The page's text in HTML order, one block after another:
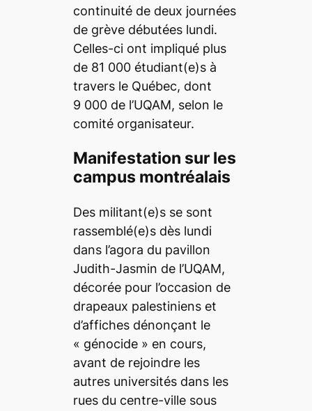
continuité de deux journées
de grève débutées lundi.
Celles-ci ont impliqué plus
de 81 000 étudiant(e)s à
travers le Québec, dont
9 000 de l’UQAM, selon le
comité organisateur.
Manifestation sur les
campus montréalais
Des militant(e)s se sont
rassemblé(e)s dès lundi
dans l’agora du pavillon
Judith-Jasmin de l’UQAM,
décorée pour l’occasion de
drapeaux palestiniens et
d’affiches dénonçant le
« génocide » en cours,
avant de rejoindre les
autres universités dans les
rues du centre-ville sous